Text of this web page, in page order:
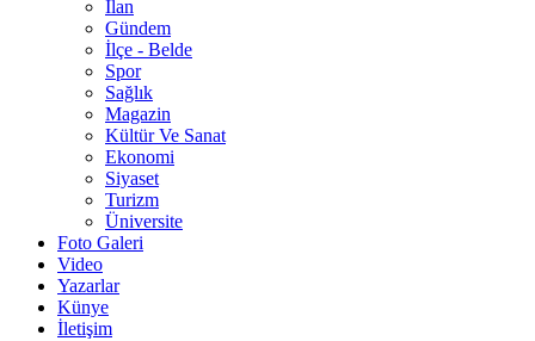
İlan
Gündem
İlçe - Belde
Spor
Sağlık
Magazin
Kültür Ve Sanat
Ekonomi
Siyaset
Turizm
Üniversite
Foto Galeri
Video
Yazarlar
Künye
İletişim